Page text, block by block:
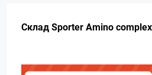
Склад Sporter Amino